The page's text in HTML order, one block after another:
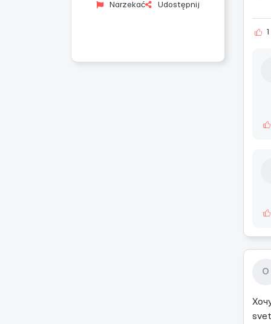
Narzekać
Udostępnij
1
О